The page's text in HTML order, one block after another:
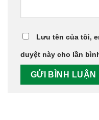
Lưu tên của tôi,
duyệt này cho lần